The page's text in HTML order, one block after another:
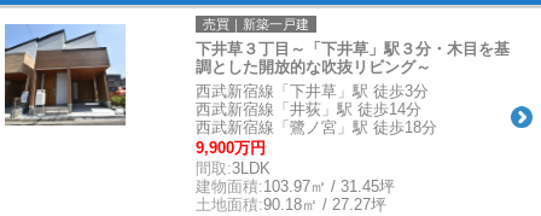
売買｜新築一戸建
下井草３丁目～「下井草」駅３分・木目を基
調とした開放的な吹抜リビング～
西武新宿線「下井草」駅 徒歩3分
西武新宿線「井荻」駅 徒歩14分
西武新宿線「鷺ノ宮」駅 徒歩18分
9,900万円
間取:3LDK
建物面積:103.97㎡ / 31.45坪
土地面積:90.18㎡ / 27.27坪